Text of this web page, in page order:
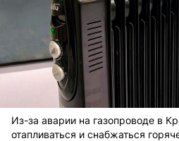
Из-за аварии на газопроводе в
отапливаться и снабжаться